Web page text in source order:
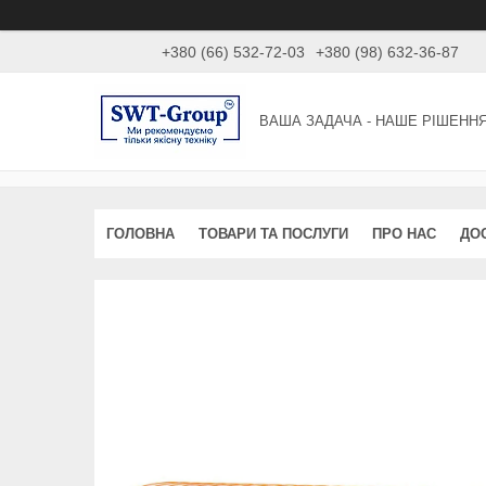
+380 (66) 532-72-03 +380 (98) 632-36-87
ВАША ЗАДАЧА - НАШЕ
ГОЛОВНА ТОВАРИ ТА ПОСЛУГИ ПРО НАС